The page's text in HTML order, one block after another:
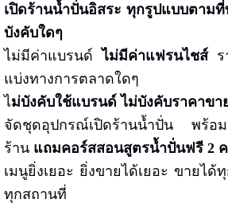
เปิดร้านน้ำปั่นอิสระ ทุกรูปแบบตาม
บังคับใดๆ
ไม่มีค่าแบรนด์ไม่มีค่าแฟรนไชส์ร
แบ่งทางการตลาดใดๆ
ไม่บังคับใช้แบรนด์ ไม่บังคับราคาขา
จัดชุดอุปกรณ์เปิดร้านน้ำปั่น พร้อ
ร้านแถมคอร์สสอนสูตรน้ำปั่นฟรี 2
เมนูยิ่งเยอะ ยิ่งขายได้เยอะ ขายได้
ทุกสถานที่